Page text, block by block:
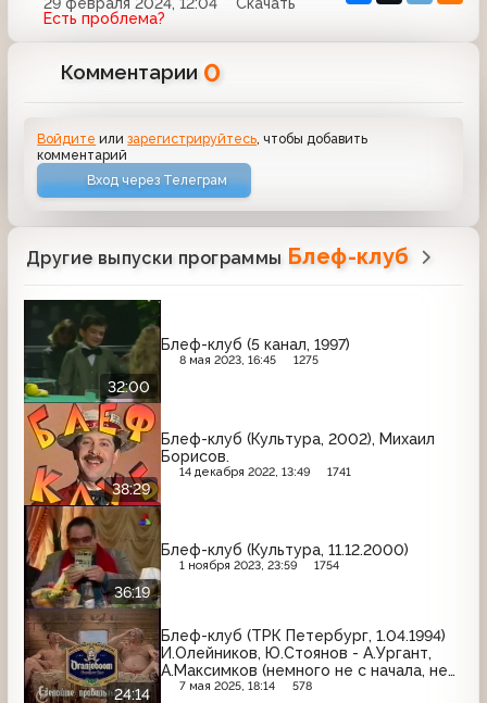
Есть проблема?
Комментарии 0
Войдите илизарегистрируйтесь , чтобы добавить
комментарий
Вход через Телеграм
Другие выпуски программы Блеф-клуб
32:00
Блеф-клуб (5 канал, 1997)
8 мая 2023, 16:45 1275
38:29
Блеф-клуб (Культура, 2002), Михаил
Борисов.
14 декабря 2022, 13:49 1741
36:19
Блеф-клуб (Культура, 11.12.2000)
1 ноября 2023, 23:59 1754
24:14
Блеф-клуб (ТРК Петербург, 1.04.1994)
И.Олейников, Ю.Стоянов - А.Ургант,
А.Максимков (немного не с начала, не
до конца)
7 мая 2025, 18:14 578